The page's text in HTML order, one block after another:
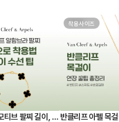
무엇보다 페이브릴에
한 번에 비교할 수 있
션, 구성품, 가격까지
보고 가장 마음에 드
할 수 있었던 점이 좋았
판매자분을 만나 상
었고, 페이브릴 덕분에 오래 함께할
첫 반클리프를 기분 좋게 들이
티브 팔찌 길이, 착
착용사이즈
반클리프 아펠 목